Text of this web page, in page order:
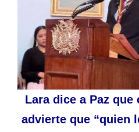
Lara dice a Paz
advierte que “quien